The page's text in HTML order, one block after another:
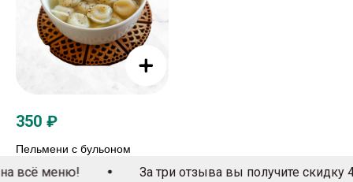
350 ₽
Пельмени с бульоном
За три отзыва вы получите скидку 40% на всё